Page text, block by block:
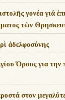
γονέα γιά
τῶν
ἀδελφοσύνης
Όρους για την
στον